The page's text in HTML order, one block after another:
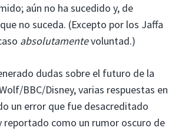
aún no ha sucedido y, de
no suceda. (Excepto por los Jaffa
absolutamentevoluntad.)
dudas sobre el futuro de la
BBC/Disney, varias respuestas en
un error que fue desacreditado
reportado como un rumor oscuro de